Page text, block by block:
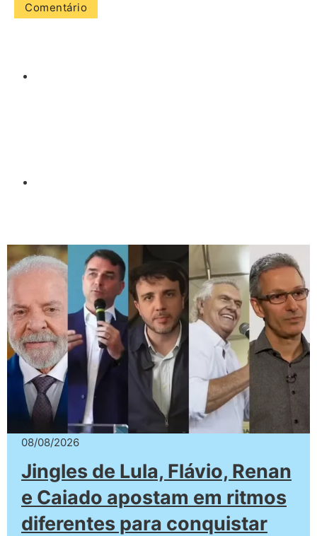
08/08/2026
Jingles de Lula, Flávio, Renan
e Caiado apostam em ritmos
diferentes para conquistar